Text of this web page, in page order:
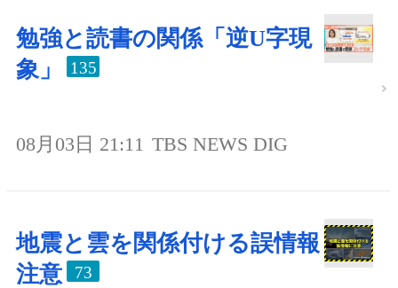
勉強と読書の関係「逆U字現
象」
135
08月03日 21:11 TBS NEWS DIG
地震と雲を関係付ける誤情報
注意
73